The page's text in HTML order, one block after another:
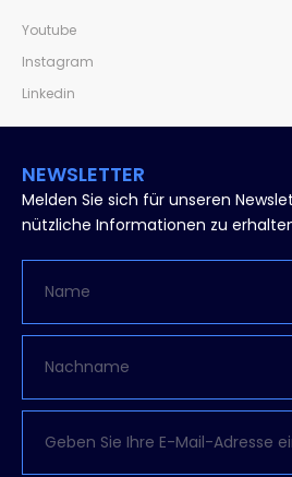
Youtube
Instagram
Linkedin
NEWSLETTER
Melden Sie sich für unseren
nützliche Informationen zu